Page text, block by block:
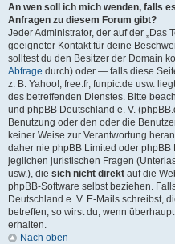
An wen soll ich mich wenden, falls
Anfragen zu diesem Forum gibt?
Jeder Administrator, der auf der „Das
geeigneter Kontakt für deine
solltest du den Besitzer der Domain
Abfrage durch) oder — falls diese
z. B. Yahoo!, free.fr, funpic.de usw.
des betreffenden Dienstes. Bitte
und phpBB Deutschland e. V.
Benutzung oder den oder die
keiner Weise zur Verantwortung
daher nie phpBB Limited oder
jeglichen juristischen Fragen
usw.), die sich nicht direkt auf die
phpBB-Software selbst beziehen.
Deutschland e. V. E-Mails schreibst,
betreffen, so wirst du, wenn
erhalten.
Nach oben